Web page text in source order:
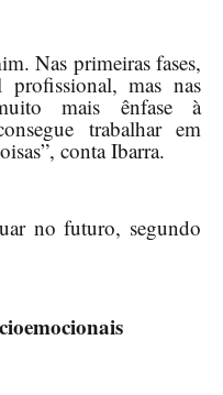
Nas primeiras fases,
mas nas
mais ênfase à
trabalhar em
conta Ibarra.
no futuro, segundo